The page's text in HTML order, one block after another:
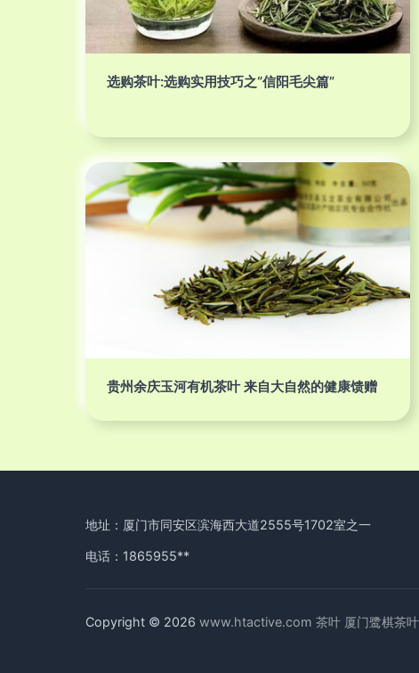
选购茶叶:选购实用技巧之“信阳毛尖篇”
贵州余庆玉河有机茶叶 来自大自然的健康馈赠
地址：厦门市同安区滨海西大道2555号1702室之一
电话：1865955**
Copyright © 2026 www.htactive.com 茶叶 厦门鹭棋茶